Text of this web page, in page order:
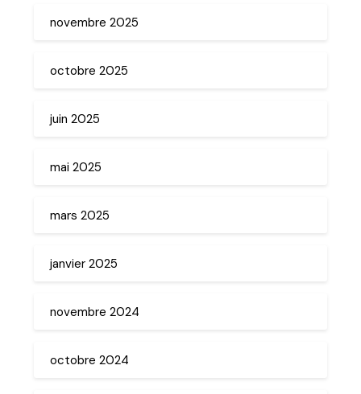
novembre 2025
octobre 2025
juin 2025
mai 2025
mars 2025
janvier 2025
novembre 2024
octobre 2024